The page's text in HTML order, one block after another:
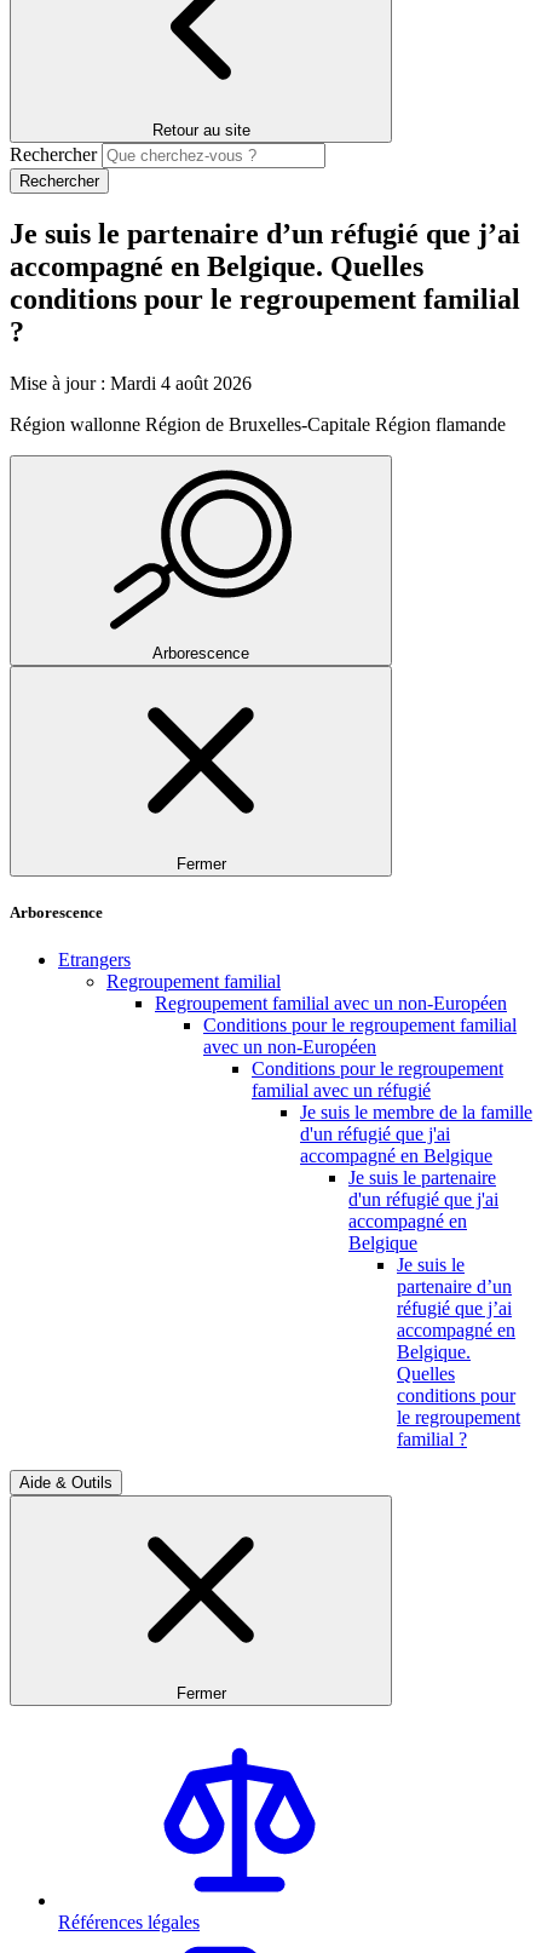
Retour au site
Rechercher
Je suis le partenaire d’un réfugié que j’ai
accompagné en Belgique. Quelles
conditions pour le regroupement familial
?
Mise à jour : Mardi 4 août 2026
Région wallonne Région de Bruxelles-Capitale Région flamande
Arborescence
Fermer
Arborescence
Etrangers
Regroupement familial
Regroupement familial avec un non-Européen
Conditions pour le regroupement familial
avec un non-Européen
Conditions pour le regroupement
familial avec un réfugié
Je suis le membre de la famille
d'un réfugié que j'ai
accompagné en Belgique
Je suis le partenaire
d'un réfugié que j'ai
accompagné en
Belgique
Je suis le
partenaire d’un
réfugié que j’ai
accompagné en
Belgique.
Quelles
conditions pour
le regroupement
familial ?
Aide & Outils
Fermer
Références légales